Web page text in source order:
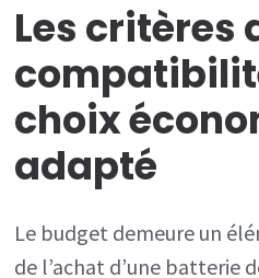
Les critères
choix
adapté
Le budget demeure un
de l’achat d’une batterie